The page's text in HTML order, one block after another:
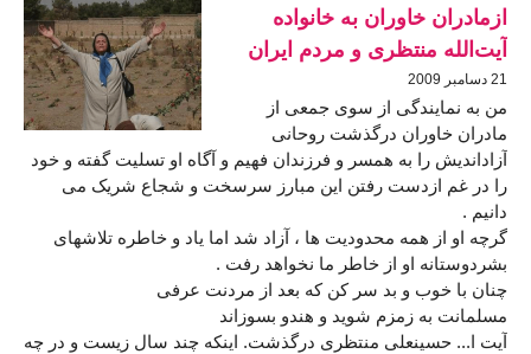
ازمادران خاوران به خانواده
آيت‌الله منتظری و مردم ايران
21 دسامبر 2009
من به نمايندگی از سوی جمعی از
مادران خاوران درگذشت روحانی
آزادانديش را به همسر و فرزندان فهيم و آگاه او تسليت گفته و خود
را در غم ازدست رفتن اين مبارز سرسخت و شجاع شريک می
دانيم .
گرچه او از همه محدوديت ها ، آزاد شد اما ياد و خاطره تلاشهای
بشردوستانه او از خاطر ما نخواهد رفت .
چنان با خوب و بد سر کن که بعد از مردنت عرفی
مسلمانت به زمزم شويد و هندو بسوزاند
آيت ا... حسينعلی منتظری درگذشت. اينکه چند سال زيست و در چه